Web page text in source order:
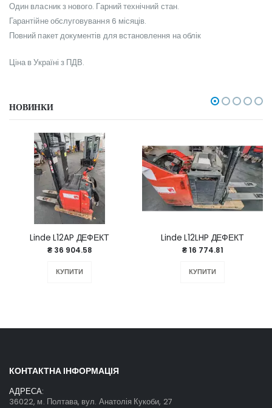
Один власник з нового. Гарний технічний стан.
Гарантійне обслуговування 6 місяців.
Повний пакет документів для встановлення на облік
Ціна в Україні з ПДВ.
НОВИНКИ
Linde L12AP ДЕФЕКТ
₴ 36 904.58
КУПИТИ
Linde L12LHP ДЕФЕКТ
₴ 16 774.81
КУПИТИ
КОНТАКТНА ІНФОРМАЦІЯ
АДРЕСА:
36022, м. Полтава, вул. Анатолія Кукоби, 27